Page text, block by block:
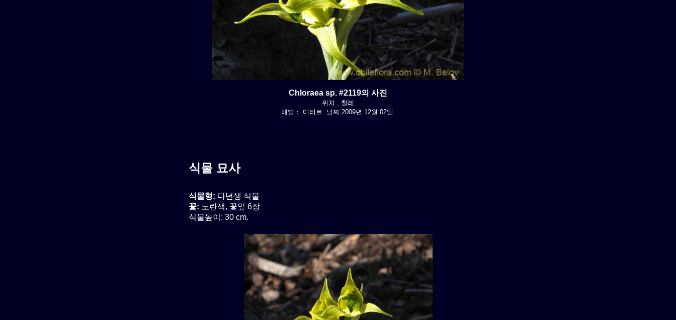
Chloraea sp. #2119의 사진
위치:, 칠레
해발： 미터르. 날짜:2009년 12월 02일.
식물 묘사
식물형: 다년생 식물
꽃: 노란색, 꽃잎 6장
식물높이: 30 cm.